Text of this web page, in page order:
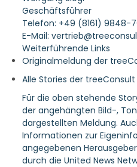
Geschäftsführer
Telefon: +49 (8161) 9848-
E-Mail:
Weiterführende Links
Originalmeldung der
Alle Stories der treeConsult
Für die oben stehende
der angehängten Bild-,
dargestellten Meldung.
Informationen zur
angegebenen
durch die United News